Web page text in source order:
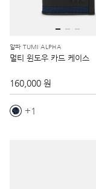
알파 TUMI ALPHA
멀티 윈도우 카드 케이스
160,000 원
1